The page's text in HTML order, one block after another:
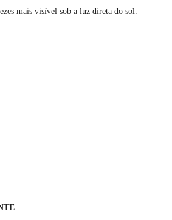
mais visível sob a luz direta do sol.